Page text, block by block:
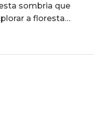
sombria que
a floresta…